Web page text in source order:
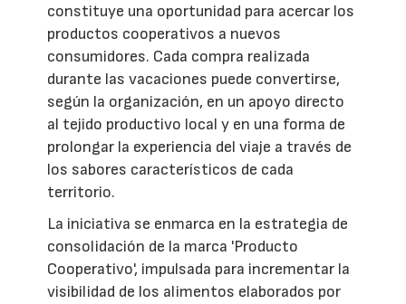
constituye una oportunidad para acercar los
productos cooperativos a nuevos
consumidores. Cada compra realizada
durante las vacaciones puede convertirse,
según la organización, en un apoyo directo
al tejido productivo local y en una forma de
prolongar la experiencia del viaje a través de
los sabores característicos de cada
territorio.
La iniciativa se enmarca en la estrategia de
consolidación de la marca 'Producto
Cooperativo', impulsada para incrementar la
visibilidad de los alimentos elaborados por